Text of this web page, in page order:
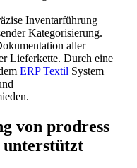
Inventarführung
Kategorisierung.
aller
Lieferkette. Durch eine
ERP Textil System
von prodress